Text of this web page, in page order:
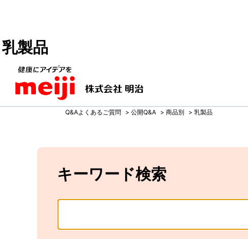
乳製品
Q&Aよくあるご質問 > 公開Q&A > 商品別 > 乳製品
キーワード検索